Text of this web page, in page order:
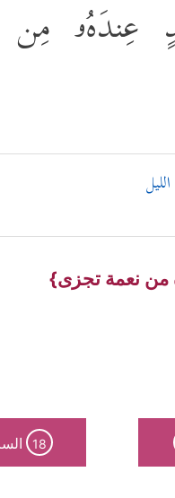
عِندَهُۥ مِن
الليل
من نعمة تجزى}
18